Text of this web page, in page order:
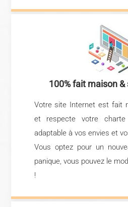
100% fait maison
Votre site Internet est fait
et respecte votre
adaptable à vos envies et
Vous optez pour un
panique, vous pouvez le
!